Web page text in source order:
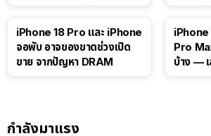
iPhone 18 Pro และ iPhone
จอพับ อาจของขาดช่วงเปิด
ขาย จากปัญหา DRAM
iPhone
Pro
บ้าง —
กำลังมาแรง